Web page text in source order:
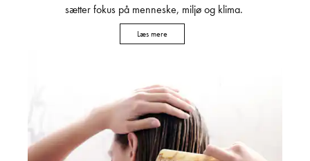
sætter fokus på menneske, miljø og klima.
Læs mere